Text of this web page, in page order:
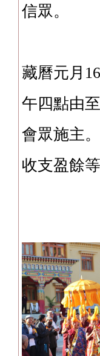
信眾。
藏曆元月
午四點由
會眾施主
收支盈餘等